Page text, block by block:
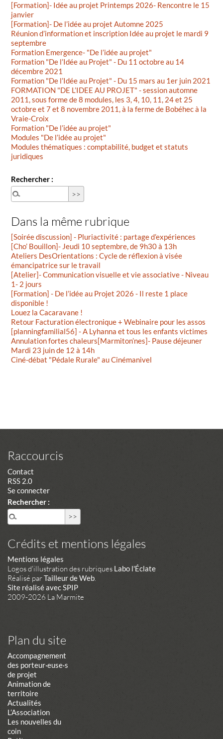
[Formation]- Idée au projet Printemps 2026- Rencontre le 15
janvier
[Formation]- De l’idée au projet Automne 2025
Réunion d’information et inscription Idée au projet le mardi 9
septembre
Formation Emergence- "De l’idée au projet"
Formation "De l’Idée au Projet" - Du 11 octobre au 14
décembre 2021
Formation "De l’Idée au Projet" - Du 15 mars au 1er juin 2021
FORMATION "DE L’IDEE AU PROJET" - session automne
2011, sous forme de 8 modules, les 3, 4, 10, 11, 24 et 25
octobre et 7 et 8 novembre 2011, à la ferme de Bobéhec à la
Vraie-Croix
Formation "De l’idée au projet"
Modules "De l’idée au projet"
Modules thématiques : comptabilité, budget et statuts
juridiques
Rechercher :
Dans la même rubrique
[Soirée discussion] - Pluriactivité : partage d’expériences
[Cho’ Bouillon]- Jeudi 10 septembre, de 9h30 à 13h
Ateliers DesOrientations : Cycle de réflexion à visée
émancipatrice sur le travail
[Atelier]- Communication visuelle et vie associative - Niveau
1- 2 jours
[Formation] - De l’idée au Projet 2026 - Il reste 1 place
disponible !
Louez la Cacaravane !
Retour Facturation électronique + Webinaire pour les assos
[planningfamilial56] - A Lyhanna et tous les enfants victimes
Annulation fortes chaleurs[Marmiton’nes]- Pause déjeuner
Mardi 23 juin de 12 à 14h
Ciné-débat "Pédale Rurale" au Cinémanivel
Raccourcis
Contact
RSS 2.0
Se connecter
Rechercher :
Crédits et mentions légales
Mentions légales
Logos d'illustration des rubriques Labo l'Éclate
Réalisé parTailleur de Web.
Site réalisé avec SPIP
2009-2026 La Marmite
Plan du site
Accompagnement
des porteur·euse·s
de projet
Animation de
territoire
Actualités
L’Association
Les nouvelles du
coin